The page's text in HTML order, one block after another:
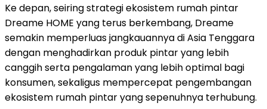
Ke depan, seiring strategi ekosistem rumah pintar
Dreame HOME yang terus berkembang, Dreame
semakin memperluas jangkauannya di Asia Tenggara
dengan menghadirkan produk pintar yang lebih
canggih serta pengalaman yang lebih optimal bagi
konsumen, sekaligus mempercepat pengembangan
ekosistem rumah pintar yang sepenuhnya terhubung.